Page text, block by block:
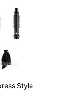
Style